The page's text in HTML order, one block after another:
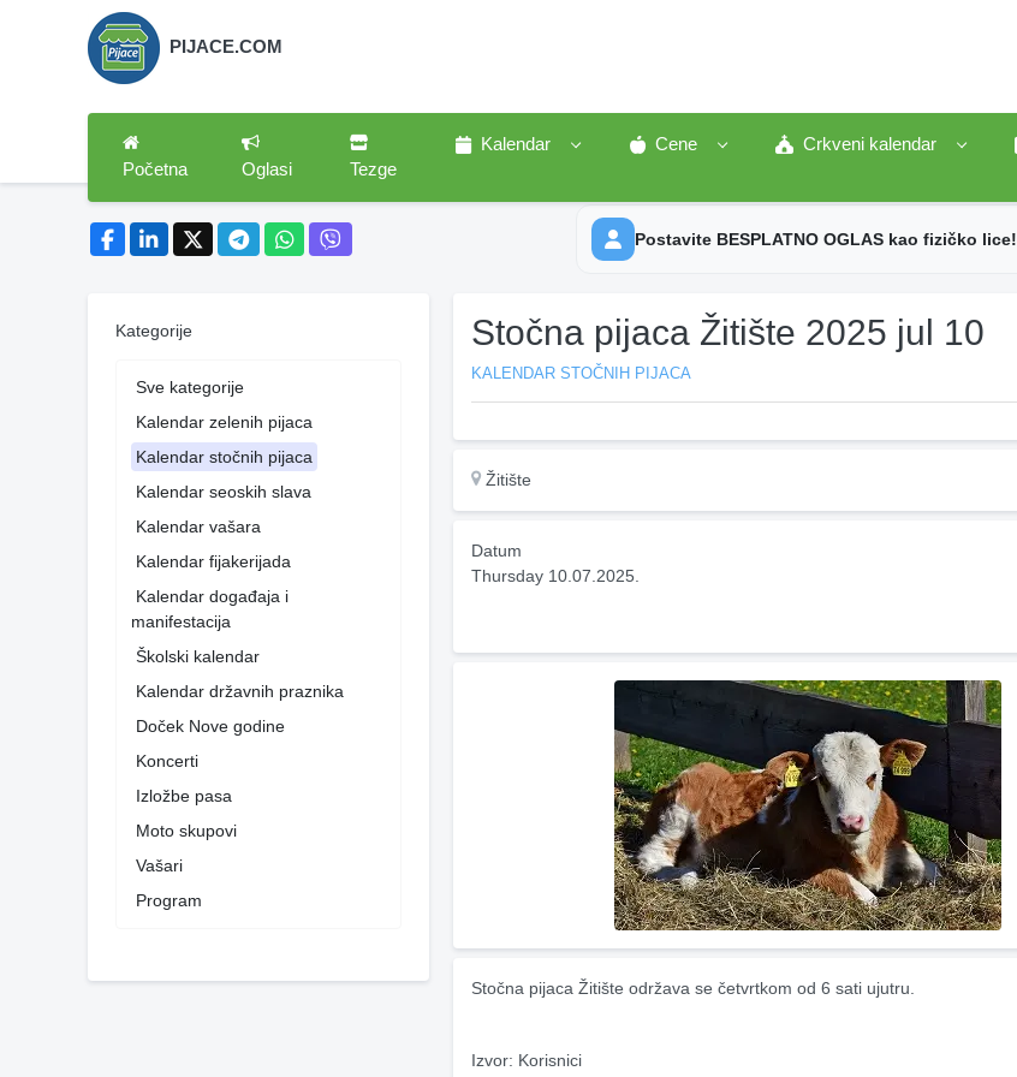
PIJACE.COM
Početna Oglasi Tezge
Kalendar Cene Crkveni kalendar
Postavite BESPLATNO OGLAS kao fizičko lice!
Kategorije
Sve kategorije
Kalendar zelenih pijaca
Kalendar stočnih pijaca
Kalendar seoskih slava
Kalendar vašara
Kalendar fijakerijada
Kalendar događaja i
manifestacija
Školski kalendar
Kalendar državnih praznika
Doček Nove godine
Koncerti
Izložbe pasa
Moto skupovi
Vašari
Program
Stočna pijaca Žitište 2025 jul 10
KALENDAR STOČNIH PIJACA
Žitište
Datum
Thursday 10.07.2025.
Stočna pijaca Žitište održava se četvrtkom od 6 sati ujutru.
Izvor: Korisnici